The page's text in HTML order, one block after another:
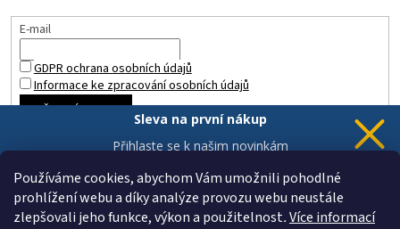
Používáme cookies, abychom Vám umožnili pohodlné
prohlížení webu a díky analýze provozu webu neustále
zlepšovali jeho funkce, výkon a použitelnost.Více informací
E-mail
GDPR ochrana osobních údajů
Informace ke zpracování osobních údajů
PŘIHLÁSIT SE
Sleva na první nákup
Přihlaste se k našim novinkám
Chci novinky a slevu